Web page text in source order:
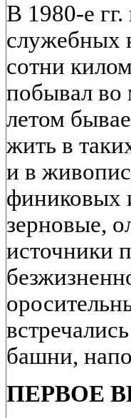
В 1980-е
служебных
сотни
побывал во
летом
жить в
и в
финиковых
зерновые,
источники
башни,
ПЕРВОЕ